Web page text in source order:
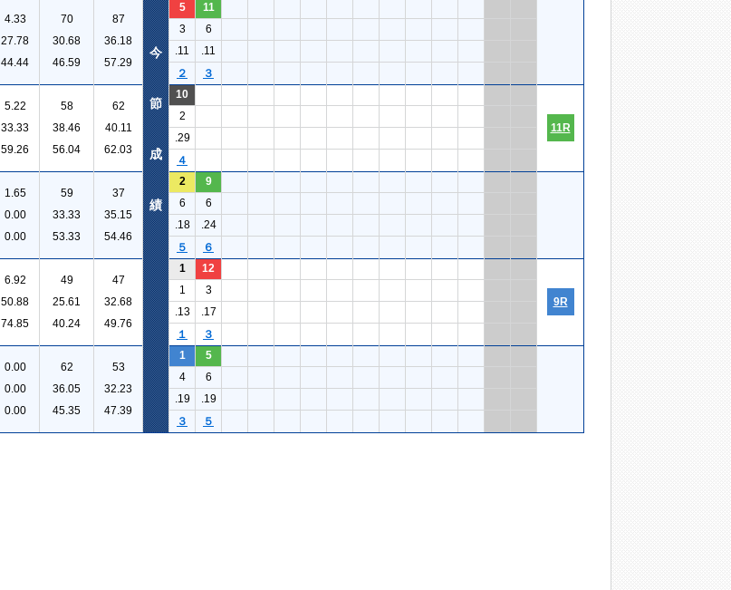
4.33
27.78
44.44
70
30.68
46.59
87
36.18
57.29
5
11
3
6
.11
.11
２
３
5.22
33.33
59.26
58
38.46
56.04
62
40.11
62.03
10
11R
2
.29
４
1.65
0.00
0.00
59
33.33
53.33
37
35.15
54.46
2
9
6
6
.18
.24
５
６
6.92
50.88
74.85
49
25.61
40.24
47
32.68
49.76
1 12
9R
1
3
.13
.17
１
３
0.00
0.00
0.00
62
36.05
45.35
53
32.23
47.39
1
5
4
6
.19
.19
３
５
今
節
成
績